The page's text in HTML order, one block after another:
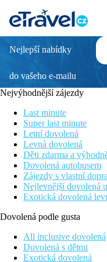
ST. PATRICK'S
Poloha
Xlendi, uprostřed
útesy po její obou
restaurací či kaváren.
vzdáleno pouhé 3 km
Popis hotelu
Mezi vybavení hotelu
zasedací sál, a´la carte
Popis pokoje
Všechny pokoje mají
vysoušeč vlasů,
SAT/TV, telefon,
Nejlepší nabídky
do vašeho e-mailu
Nejvýhodnější zájezdy
Last minute
Super last minute
Letní dovolená
Levná dovolená
Děti zdarma a
Dovolená autobusem
Zájezdy s vlastní
Nejlevnější dovolená
Exotická dovolená
Dovolená podle gusta
All inclusive dovolená
Dovolená s dětmi
Exotická dovolená